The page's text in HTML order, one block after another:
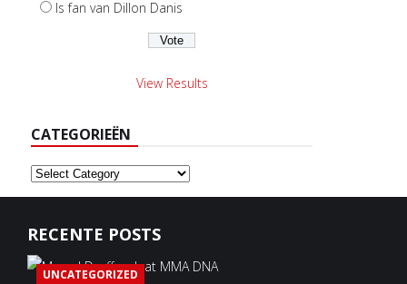
Is fan van Dillon Danis
View Results
CATEGORIEËN
Categorieën
RECENTE POSTS
UNCATEGORIZED